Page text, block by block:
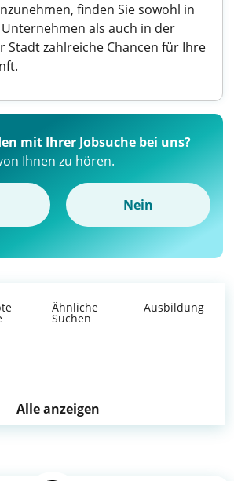
finden Sie sowohl in
als auch in der
Stadt zahlreiche Chancen für Ihre
mit Ihrer Jobsuche bei uns?
Ihnen zu hören.
Nein
Ähnliche
Suchen
Ausbildung
Alle anzeigen